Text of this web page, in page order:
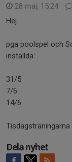
28 maj, 15:24
Hej
pga poolspel och
inställda:
31/5
7/6
14/6
Dela nyhet